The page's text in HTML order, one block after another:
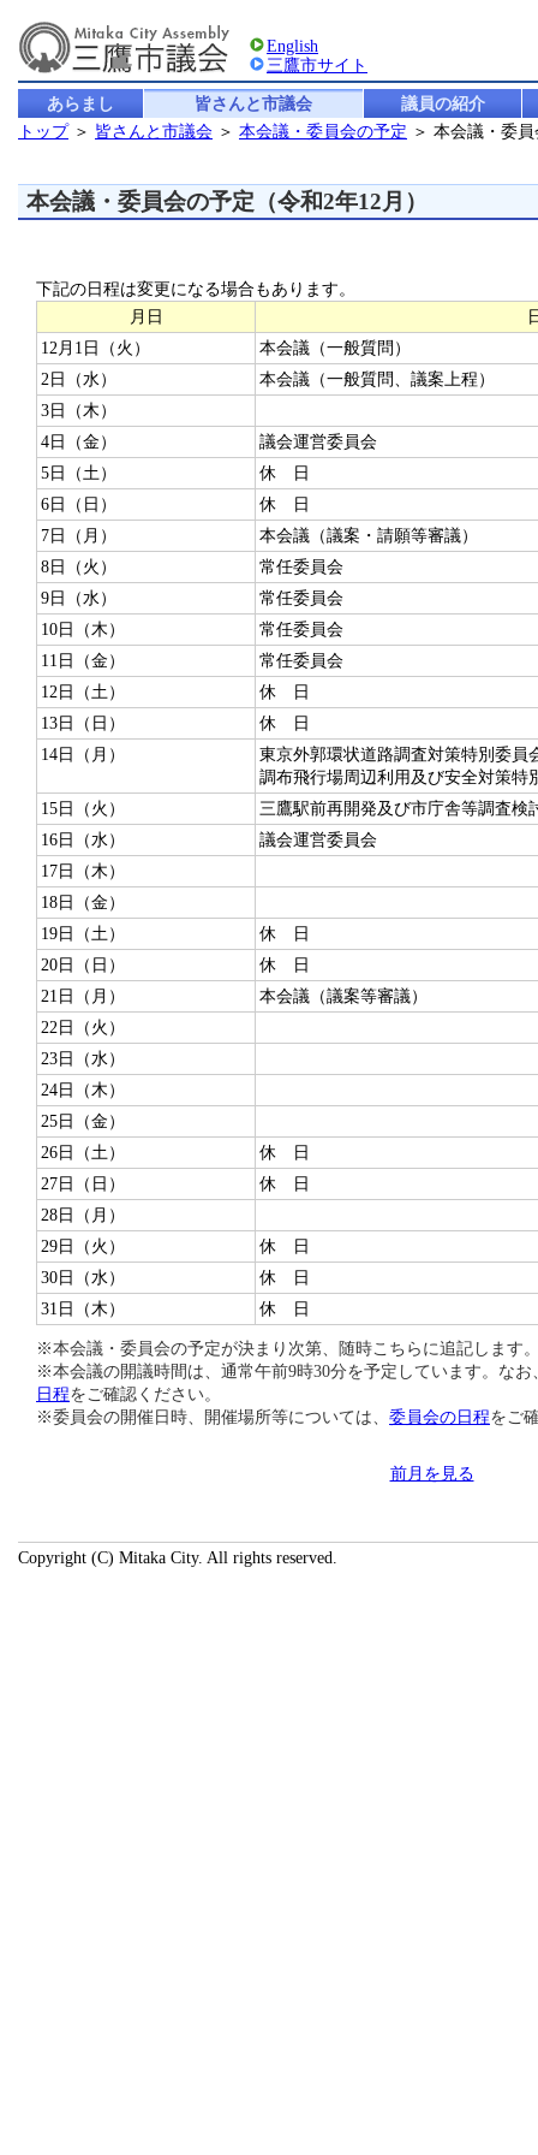
English
三鷹市サイト
あらまし 皆さんと市議会
議員の紹介
トップ＞ 皆さんと市議会 ＞ 本会議・委員会の予定 ＞ 本会議・委
本会議・委員会の予定（令和2年12月）
下記の日程は変更になる場合もあります。
月日
12月1日（火）
本会議（一般質問）
2日（水）
本会議（一般質問、議案上程）
3日（木）
4日（金）
議会運営委員会
5日（土）
休 日
6日（日）
休 日
7日（月）
本会議（議案・請願等審議）
8日（火）
常任委員会
9日（水）
常任委員会
10日（木）
常任委員会
11日（金）
常任委員会
12日（土）
休 日
13日（日）
休 日
14日（月）
東京外郭環状道路調査対策特別委員
調布飛行場周辺利用及び安全対策特
15日（火）
三鷹駅前再開発及び市庁舎等調査検
16日（水）
議会運営委員会
17日（木）
18日（金）
19日（土）
休 日
20日（日）
休 日
21日（月）
本会議（議案等審議）
22日（火）
23日（水）
24日（木）
25日（金）
26日（土）
休 日
27日（日）
休 日
28日（月）
29日（火）
休 日
30日（水）
休 日
31日（木）
休 日
※本会議・委員会の予定が決まり次第、随時こちらに追記します
※本会議の開議時間は、通常午前9時30分を予定しています。な
日程をご確認ください。
※委員会の開催日時、開催場所等については、 委員会の日程をご
前月を見る
Copyright (C) Mitaka City. All rights reserved.